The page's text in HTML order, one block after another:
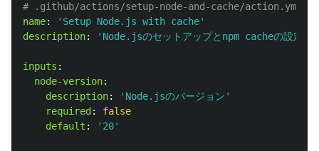
# .github/actions/setup-node-and-cache/action.yml
name: ' Setup Node.js with cache'
description: ' Node.jsのセットアップとnpm cacheの設定を
inputs :
node-version:
description: ' Node.jsのバージョン'
required :
false
default : ' 20'